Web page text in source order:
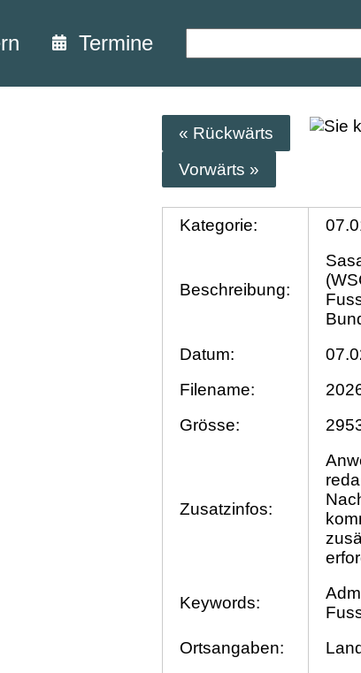
Termine
« Rückwärts
Vorwärts »
Kategorie:
Beschreibung:
Datum:
Filename:
Grösse:
Zusatzinfos:
Keywords:
Ortsangaben: